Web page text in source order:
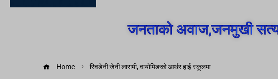
जनताको अवाज,जनमुखी
Home स्विडेनी जेनी लारामी, वायोमिङको आर्थर हाई स्कूलमा